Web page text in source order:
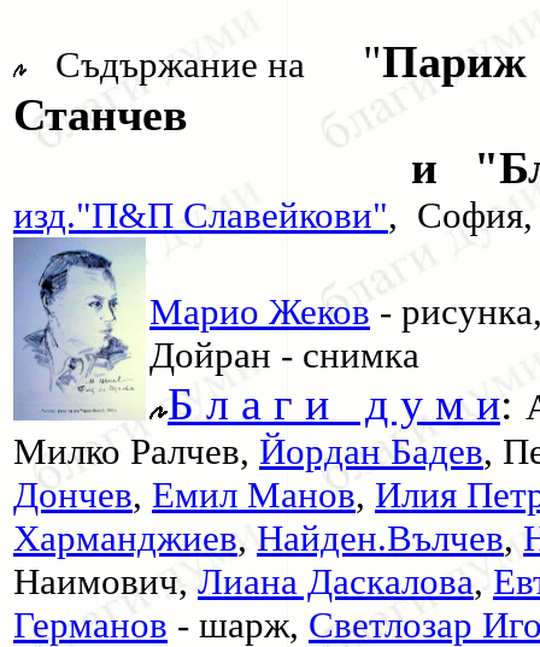
Съдържание на "Париж
Станчев
и "Благи думи
изд."П&П Славейкови",
Марио Жеков -
Дойран - снимка
Б л а г и д у м и:
Милко Ралчев, Йордан Бадев,
Дончев, Емил Манов, Илия
Харманджиев, Найден.Вълчев,
Наимович, Лиана Даскалова,
Германов - шарж, Светлозар